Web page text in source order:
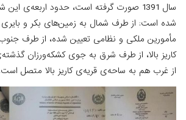
سال 1391 صورت گرفته است، حدود اربعه‌ی
شده است: از طرف شمال به زمین‌های بکر و بایری
مأمورین ملکی و نظامی تعیین شده، از طرف
کاریز بالا، از طرف شرق به جوی کشکه‌ورزان
از غرب هم به ساحه‌ی قریه‌ی کاریز بالا متصل است.